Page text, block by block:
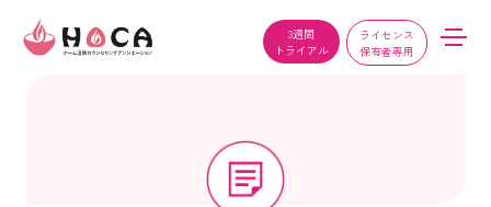
3週間
トライアル
ライセンス
保有者専用